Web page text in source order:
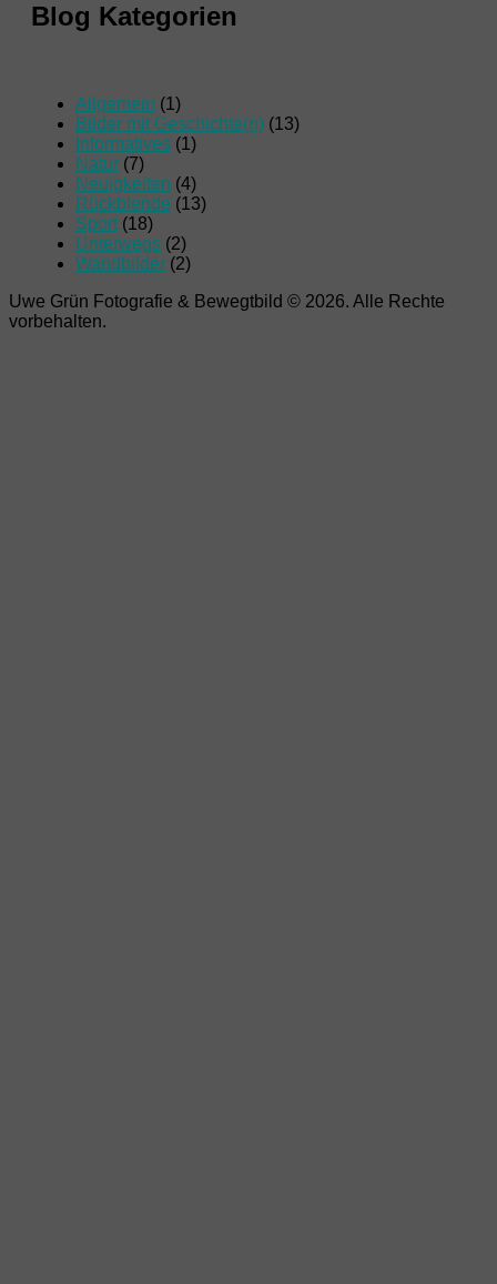
Blog Kategorien
Allgemein (1)
Bilder mit Geschichte(n) (13)
Informatives (1)
Natur (7)
Neuigkeiten (4)
Rückblende (13)
Sport (18)
Unterwegs (2)
Wandbilder (2)
Uwe Grün Fotografie & Bewegtbild © 2026. Alle Rechte
vorbehalten.